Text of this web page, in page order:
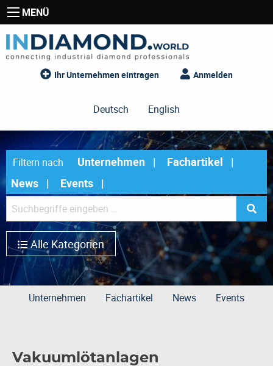
MENÜ
Ihr Unternehmen eintragen Anmelden
Deutsch English
Filtern nach Unternehmen
Fachartikel
News
Events
Alle Kategorien
Unternehmen Fachartikel News Events
Vakuumlötanlagen